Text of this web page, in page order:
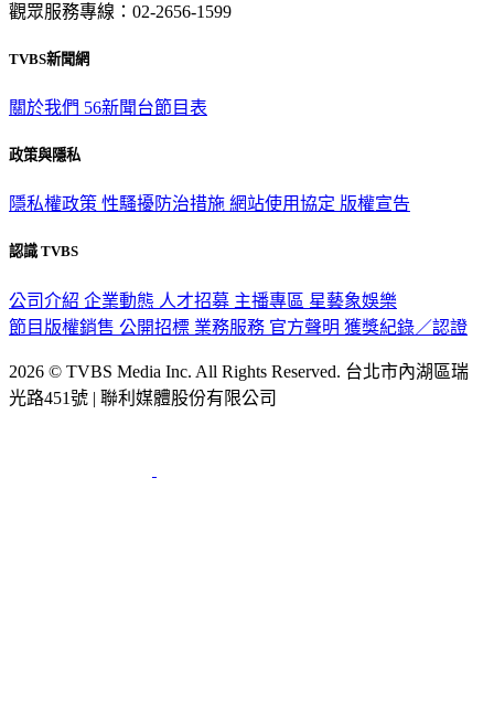
觀眾服務專線：02-2656-1599
TVBS新聞網
關於我們 56新聞台節目表
政策與隱私
隱私權政策 性騷擾防治措施 網站使用協定 版權宣告
認識 TVBS
公司介紹 企業動態 人才招募 主播專區 星藝象娛樂
節目版權銷售 公開招標 業務服務 官方聲明 獲獎紀錄／認證
2026 © TVBS Media Inc. All Rights Reserved. 台北市內湖區瑞
光路451號 | 聯利媒體股份有限公司